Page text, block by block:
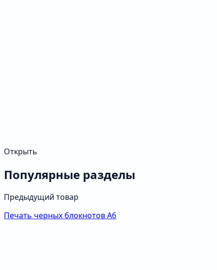
Открыть
Популярные разделы
Предыдущий товар
Печать черных блокнотов А6